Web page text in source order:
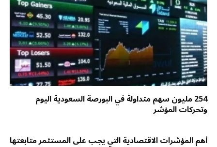
254 مليون سهم متداولة في البورصة السعودية اليوم
وتحركات المؤشر
أهم المؤشرات الاقتصادية التي يجب على المستثمر متابعتها